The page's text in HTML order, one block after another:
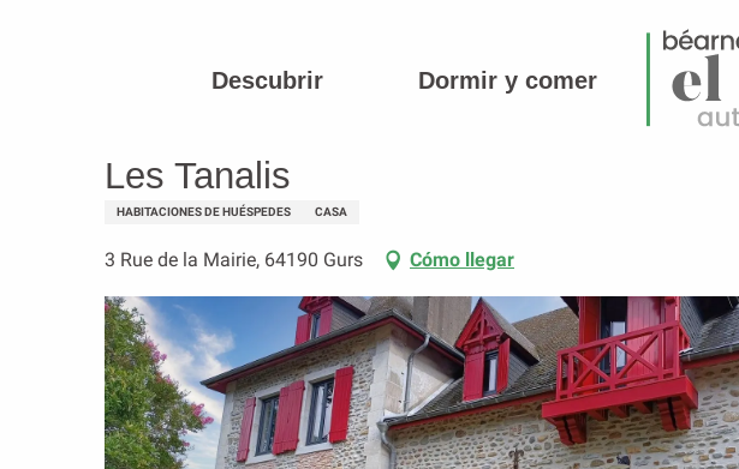
Descubrir Dormir y comer
Les Tanalis
Les Tanalis
HABITACIONES DE HUÉSPEDES CASA
3 Rue de la Mairie, 64190 Gurs Cómo llegar